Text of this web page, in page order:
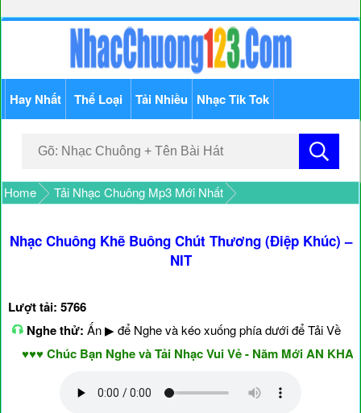
Hay Nhất Thể Loại Tải Nhiều Nhạc Tik Tok
Home Tải Nhạc Chuông Mp3 Mới Nhất
Nhạc Chuông Khẽ Buông Chút Thương (Điệp Khúc) –
NIT
Lượt tải: 5766
Nghe thử: Ấn ▶ để Nghe và kéo xuống phía dưới để Tải Về
Chúc Bạn Nghe và Tải Nhạc Vui Vẻ - Năm Mới AN KHANG